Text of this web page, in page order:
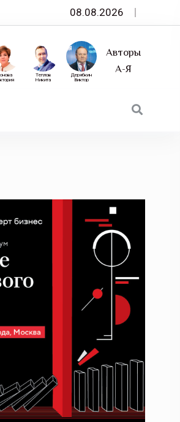
— «Эксперт РА» приглашает на
08.08.2026
Авторы
А-Я
Дерябкин
Виктор
Теплов
Никита